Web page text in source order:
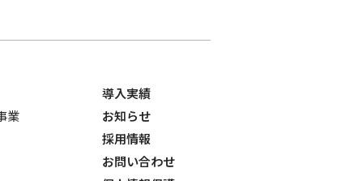
業
導入実績
お知らせ
採用情報
お問い合わせ